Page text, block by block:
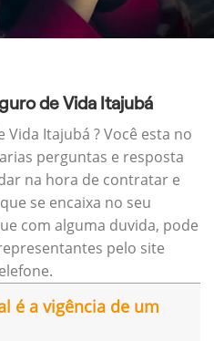
de Vida Itajubá
Itajubá ? Você esta no
perguntas e resposta
na hora de contratar e
que se encaixa no seu
com alguma duvida, pode
pelo site
é a vigência de um